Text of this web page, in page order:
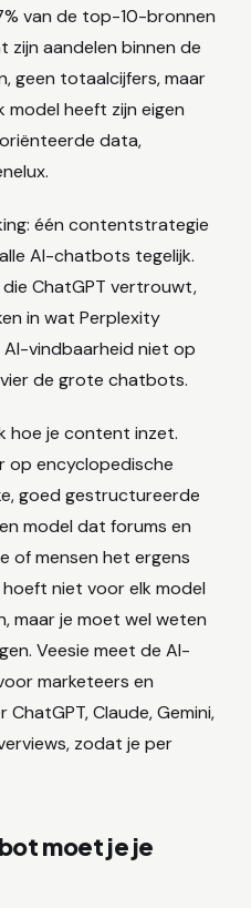
van de top-10-bronnen
zijn aandelen binnen de
geen totaalcijfers, maar
model heeft zijn eigen
data,
één contentstrategie
AI-chatbots tegelijk.
ChatGPT vertrouwt,
in wat Perplexity
vindbaarheid niet op
de grote chatbots.
hoe je content inzet.
op encyclopedische
goed gestructureerde
model dat forums en
of mensen het ergens
niet voor elk model
maar je moet wel weten
Veesie meet de AI-
marketeers en
Claude, Gemini,
zodat je per
moet je je